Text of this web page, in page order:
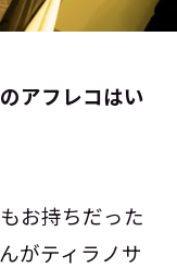
アフレコはい
お持ちだった
がティラノサ